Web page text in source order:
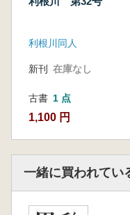
利根川同人
新刊 在庫なし
古書 1 点
1,100 円
一緒に買われてい